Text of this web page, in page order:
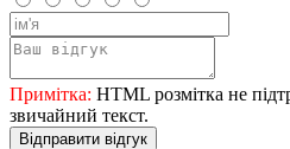
Примітка: HTML розмітка не
звичайний текст.
Відправити відгук